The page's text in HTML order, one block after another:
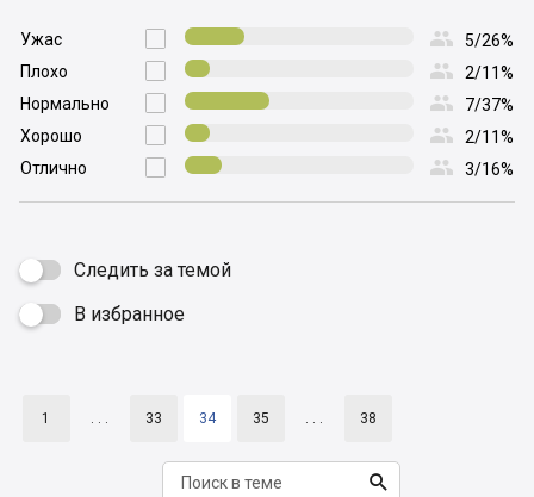

Ужас  5/26%

Плохо  2/11%

Нормально  7/37%

Хорошо  2/11%

Отлично  3/16%
Следить за темой
 В избранное
1 . . . 33 34 35 . . . 38
